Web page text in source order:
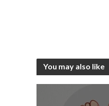
You may also like